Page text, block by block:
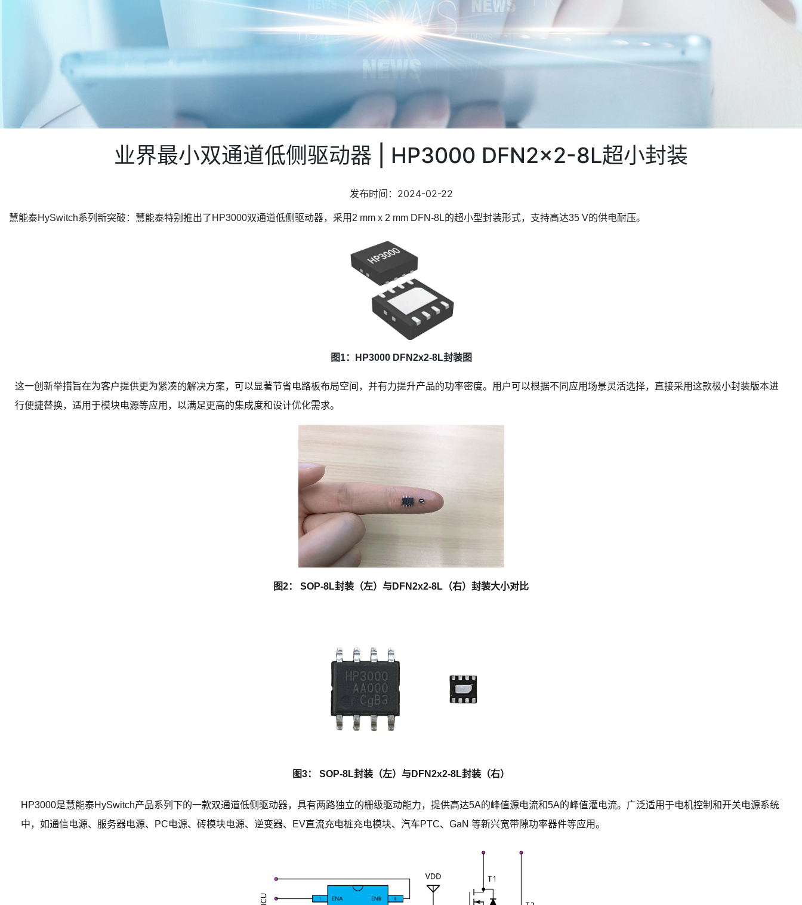
业界最小双通道低侧驱动器 | HP3000 DFN2x2-8L超小封装
发布时间：2024-02-22
慧能泰HySwitch系列新突破：慧能泰特别推出了HP3000双通道低侧驱动器，采用2 mm x 2 mm DFN-8L的超小型封装形式，支持高达35 V的供电耐压。
图1：HP3000 DFN2x2-8L封装图
这一创新举措旨在为客户提供更为紧凑的解决方案，可以显著节省电路板布局空间，并有力提升产品的功率密度。用户可以根据不同应用场景灵活选择，直接采用这款极小封装版本进
行便捷替换，适用于模块电源等应用，以满足更高的集成度和设计优化需求。
图2： SOP-8L封装（左）与DFN2x2-8L（右）封装大小对比
图3： SOP-8L封装（左）与DFN2x2-8L封装（右）
HP3000是慧能泰HySwitch产品系列下的一款双通道低侧驱动器，具有两路独立的栅级驱动能力，提供高达5A的峰值源电流和5A的峰值灌电流。广泛适用于电机控制和开关电源系统
中，如通信电源、服务器电源、PC电源、砖模块电源、逆变器、EV直流充电桩充电模块、汽车PTC、GaN 等新兴宽带隙功率器件等应用。